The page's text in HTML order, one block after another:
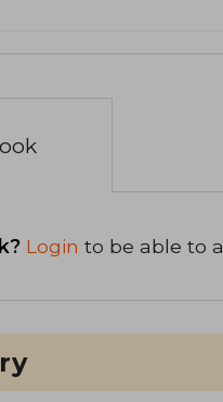
Login to be able to